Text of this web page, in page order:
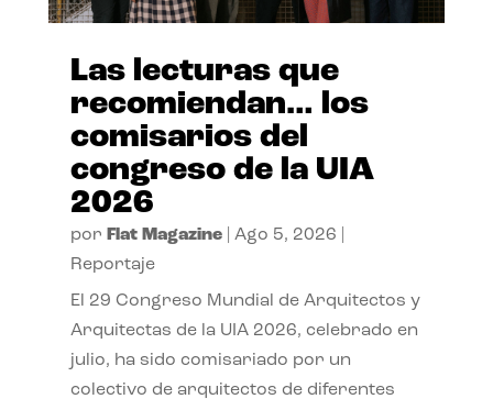
Las lecturas que
recomiendan… los
comisarios del
congreso de la UIA
2026
por Flat Magazine| Ago 5, 2026
Reportaje
El 29 Congreso Mundial de Arquitectos y
Arquitectas de la UIA 2026, celebrado en
julio, ha sido comisariado por un
colectivo de arquitectos de diferentes